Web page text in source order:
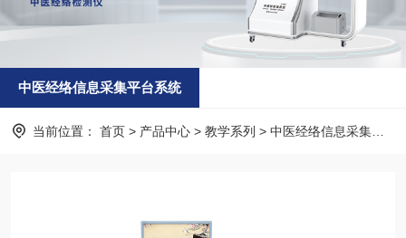
中医经络信息采集平台系统
当前位置： 首页 > 产品中心 > 教学系列 > 中医经络信息采集平台系统